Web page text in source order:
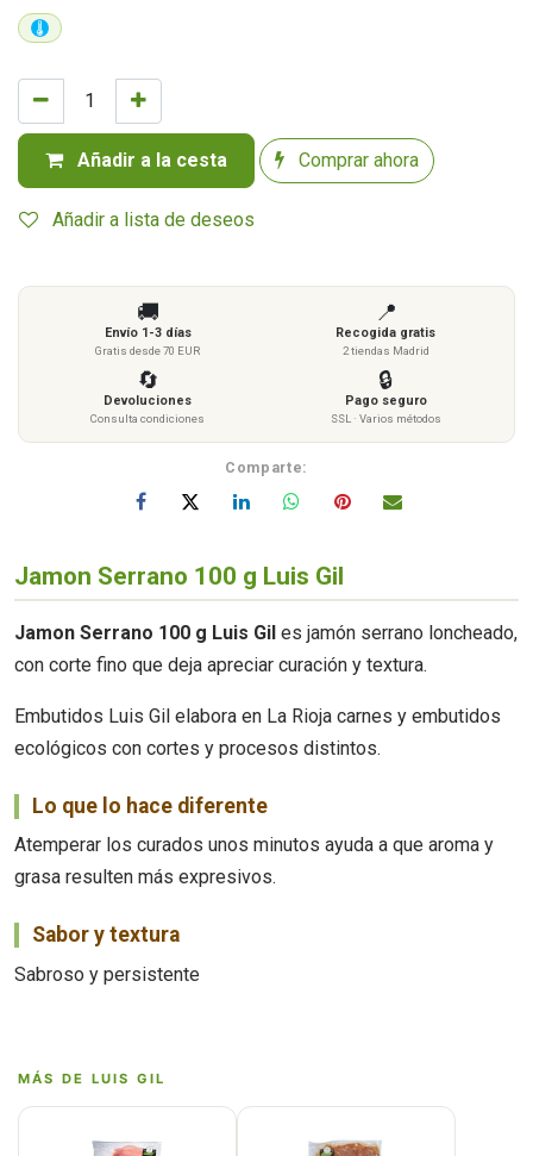
Añadir a la cesta Comprar ahora
Añadir a lista de deseos
🚚
Envío 1-3 días
Gratis desde 70 EUR
📍
Recogida gratis
2 tiendas Madrid
🔄
Devoluciones
Consulta condiciones
🔒
Pago seguro
SSL · Varios métodos
Comparte:
Jamon Serrano 100 g Luis Gil
Jamon Serrano 100 g Luis Gil es jamón serrano loncheado,
con corte fino que deja apreciar curación y textura.
Embutidos Luis Gil elabora en La Rioja carnes y embutidos
ecológicos con cortes y procesos distintos.
Lo que lo hace diferente
Atemperar los curados unos minutos ayuda a que aroma y
grasa resulten más expresivos.
Sabor y textura
Sabroso y persistente
MÁS DE LUIS GIL